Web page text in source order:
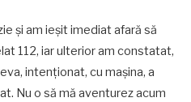
și am ieșit imediat afară să
112, iar ulterior am constatat,
intenționat, cu mașina, a
Nu o să mă aventurez acum